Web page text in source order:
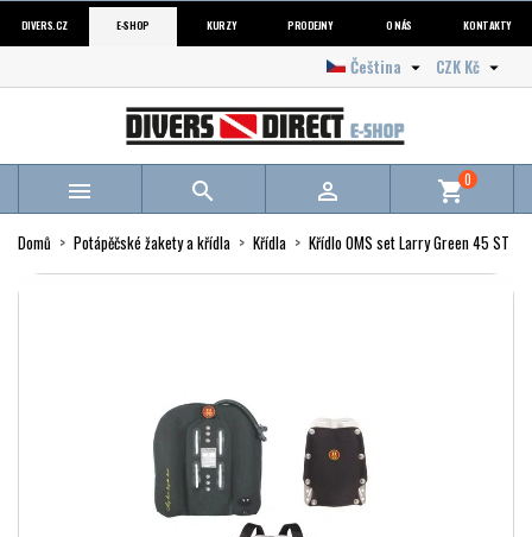
DIVERS.CZ E-SHOP KURZY PRODEJNY O NÁS KONTAKTY
CZK Kč 
Čeština 
   shopping_cart0
Domů Potápěčské žakety a křídla Křídla Křídlo OMS set Larry Green 45 ST